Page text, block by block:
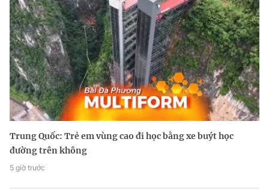
Trung Quốc: Trẻ em vùng cao đi học bằng xe buýt học
đường trên không
5 giờ trước